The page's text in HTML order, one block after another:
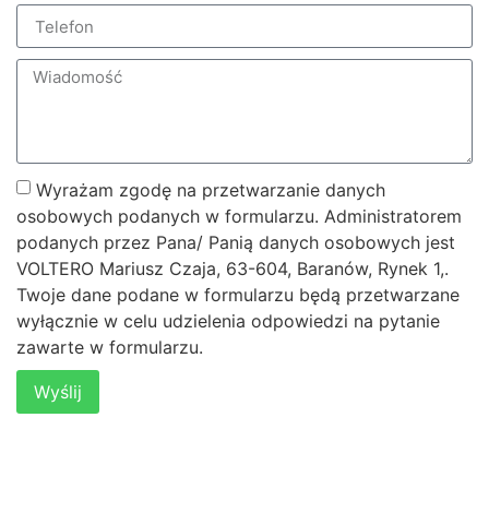
Wyrażam zgodę na przetwarzanie danych
osobowych podanych w formularzu. Administratorem
podanych przez Pana/ Panią danych osobowych jest
VOLTERO Mariusz Czaja, 63-604, Baranów, Rynek 1,.
Twoje dane podane w formularzu będą przetwarzane
wyłącznie w celu udzielenia odpowiedzi na pytanie
zawarte w formularzu.
Wyślij